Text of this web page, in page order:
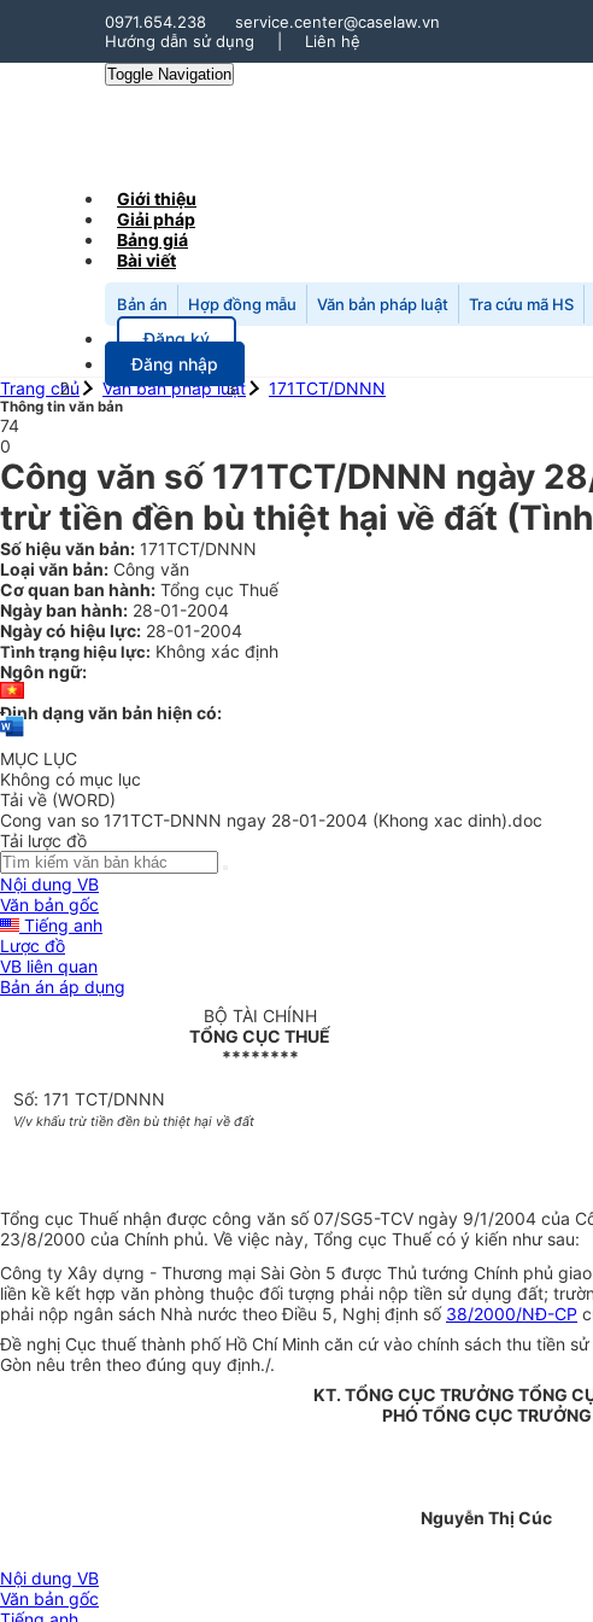
0971.654.238
service.center@caselaw.vn
Hướng dẫn sử dụng
Liên hệ
Toggle Navigation
Giới thiệu
Giải pháp
Bảng giá
Bài viết
Bản án Hợp đồng mẫu Văn bản pháp luật Tra cứu mã HS
Đăng ký
Đăng nhập
Trang chủ
Văn bản pháp luật 171TCT/DNNN
Thông tin văn bản
74
0
Công văn số 171TCT/DNNN ngày
trừ tiền đền bù thiệt hại về đất
Số hiệu văn bản: 171TCT/DNNN
Loại văn bản: Công văn
Cơ quan ban hành: Tổng cục Thuế
Ngày ban hành: 28-01-2004
Ngày có hiệu lực: 28-01-2004
Tình trạng hiệu lực: Không xác định
Ngôn ngữ:
Định dạng văn bản hiện có:
MỤC LỤC
Không có mục lục
Tải về (WORD)
Cong van so 171TCT-DNNN ngay 28-01-2004 (Khong xac dinh).doc
Tải lược đồ
Nội dung VB
Văn bản gốc
Tiếng anh
Lược đồ
VB liên quan
Bản án áp dụng
BỘ TÀI CHÍNH
TỔNG CỤC THUẾ
********
Số: 171 TCT/DNNN
V/v khấu trừ tiền đền bù thiệt hại về đất
Tổng cục Thuế nhận được công văn số 07/SG5-TCV ngày 9/1/2004 của
23/8/2000 của Chính phủ. Về việc này, Tổng cục Thuế có ý kiến như sau:
Công ty Xây dựng - Thương mại Sài Gòn 5 được Thủ tướng Chính phủ
liền kề kết hợp văn phòng thuộc đối tượng phải nộp tiền sử dụng đất;
phải nộp ngân sách Nhà nước theo Điều 5, Nghị định số 38/2000/NĐ-CP
Đề nghị Cục thuế thành phố Hồ Chí Minh căn cứ vào chính sách thu tiền
Gòn nêu trên theo đúng quy định./.
KT. TỔNG CỤC TRƯỞNG TỔNG
PHÓ TỔNG CỤC TRƯỞNG
Nguyễn Thị Cúc
Nội dung VB
Văn bản gốc